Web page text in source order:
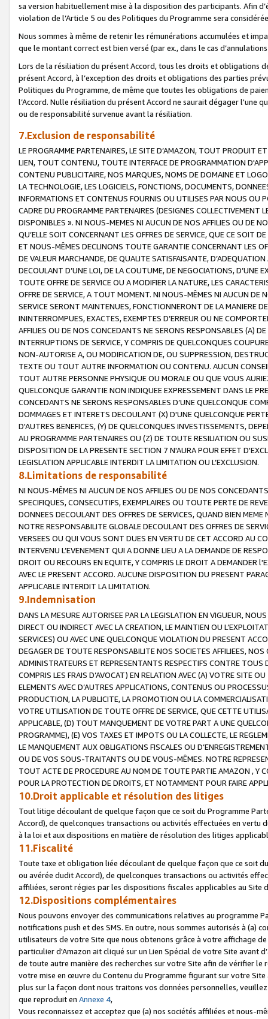
sa version habituellement mise à la disposition des participants. Afin
violation de l’Article 5 ou des Politiques du Programme sera
Nous sommes à même de retenir les rémunérations accumulées et
que le montant correct est bien versé (par ex., dans le cas
Lors de la résiliation du présent Accord, tous les droits et obligations
présent Accord, à l’exception des droits et obligations des parties
Politiques du Programme, de même que toutes les obligations de
l’Accord. Nulle résiliation du présent Accord ne saurait dégager l'une
ou de responsabilité survenue avant la résiliation.
7.Exclusion de responsabilité
LE PROGRAMME PARTENAIRES, LE SITE D’AMAZON, TOUT PRODUIT
LIEN, TOUT CONTENU, TOUTE INTERFACE DE PROGRAMMATION
CONTENU PUBLICITAIRE, NOS MARQUES, NOMS DE DOMAINE ET
LA TECHNOLOGIE, LES LOGICIELS, FONCTIONS, DOCUMENTS,
INFORMATIONS ET CONTENUS FOURNIS OU UTILISES PAR NOUS OU
CADRE DU PROGRAMME PARTENAIRES (DESIGNES COLLECTIVEMENT
DISPONIBLES ». NI NOUS-MEMES NI AUCUN DE NOS AFFILIES OU DE
QU’ELLE SOIT CONCERNANT LES OFFRES DE SERVICE, QUE CE SOIT
ET NOUS-MÊMES DECLINONS TOUTE GARANTIE CONCERNANT LES
DE VALEUR MARCHANDE, DE QUALITE SATISFAISANTE,
DECOULANT D’UNE LOI, DE LA COUTUME, DE NEGOCIATIONS, D’UNE
TOUTE OFFRE DE SERVICE OU A MODIFIER LA NATURE, LES
OFFRE DE SERVICE, A TOUT MOMENT. NI NOUS-MÊMES NI AUCUN DE
SERVICE SERONT MAINTENUES, FONCTIONNERONT DE LA MANIERE
ININTERROMPUES, EXACTES, EXEMPTES D’ERREUR OU NE
AFFILIES OU DE NOS CONCEDANTS NE SERONS RESPONSABLES (A)
INTERRUPTIONS DE SERVICE, Y COMPRIS DE QUELCONQUES
NON-AUTORISE A, OU MODIFICATION DE, OU SUPPRESSION,
TEXTE OU TOUT AUTRE INFORMATION OU CONTENU. AUCUN
TOUT AUTRE PERSONNE PHYSIQUE OU MORALE OU QUE VOUS
QUELCONQUE GARANTIE NON INDIQUEE EXPRESSEMENT DANS LE
CONCEDANTS NE SERONS RESPONSABLES D’UNE QUELCONQUE
DOMMAGES ET INTERETS DECOULANT (X) D'UNE QUELCONQUE
D'AUTRES BENEFICES, (Y) DE QUELCONQUES INVESTISSEMENTS,
AU PROGRAMME PARTENAIRES OU (Z) DE TOUTE RESILIATION OU
DISPOSITION DE LA PRESENTE SECTION 7 N'AURA POUR EFFET
LEGISLATION APPLICABLE INTERDIT LA LIMITATION OU L’EXCLUSION.
8.Limitations de responsabilité
NI NOUS-MÊMES NI AUCUN DE NOS AFFILIES OU DE NOS
SPECIFIQUES, CONSECUTIFS, EXEMPLAIRES OU TOUTE PERTE DE
DONNEES DECOULANT DES OFFRES DE SERVICES, QUAND BIEN
NOTRE RESPONSABILITE GLOBALE DECOULANT DES OFFRES DE
VERSEES OU QUI VOUS SONT DUES EN VERTU DE CET ACCORD AU
INTERVENU L’EVENEMENT QUI A DONNE LIEU A LA DEMANDE DE
DROIT OU RECOURS EN EQUITE, Y COMPRIS LE DROIT A DEMANDER
AVEC LE PRESENT ACCORD. AUCUNE DISPOSITION DU PRESENT
APPLICABLE INTERDIT LA LIMITATION.
9.Indemnisation
DANS LA MESURE AUTORISEE PAR LA LEGISLATION EN VIGUEUR,
DIRECT OU INDIRECT AVEC LA CREATION, LE MAINTIEN OU
SERVICES) OU AVEC UNE QUELCONQUE VIOLATION DU PRESENT
DEGAGER DE TOUTE RESPONSABILITE NOS SOCIETES AFFILIEES,
ADMINISTRATEURS ET REPRESENTANTS RESPECTIFS CONTRE
COMPRIS LES FRAIS D’AVOCAT) EN RELATION AVEC (A) VOTRE SITE
ELEMENTS AVEC D’AUTRES APPLICATIONS, CONTENUS OU
PRODUCTION, LA PUBLICITE, LA PROMOTION OU LA
VOTRE UTILISATION DE TOUTE OFFRE DE SERVICE, QUE CETTE
APPLICABLE, (D) TOUT MANQUEMENT DE VOTRE PART A UNE
PROGRAMME), (E) VOS TAXES ET IMPOTS OU LA COLLECTE, LE
LE MANQUEMENT AUX OBLIGATIONS FISCALES OU
OU DE VOS SOUS-TRAITANTS OU DE VOUS-MÊMES. NOTRE
TOUT ACTE DE PROCEDURE AU NOM DE TOUTE PARTIE AMAZON , Y
POUR LA PROTECTION DE DROITS, ET NOTAMMENT POUR FAIRE
10.Droit applicable et résolution des litiges
Tout litige découlant de quelque façon que ce soit du Programme
Accord), de quelconques transactions ou activités effectuées en vertu
à la loi et aux dispositions en matière de résolution des litiges
11.Fiscalité
Toute taxe et obligation liée découlant de quelque façon que ce soit
ou avérée dudit Accord), de quelconques transactions ou activités
affiliées, seront régies par les dispositions fiscales applicables au Site
12.Dispositions complémentaires
Nous pouvons envoyer des communications relatives au programme
notifications push et des SMS. En outre, nous sommes autorisés à
utilisateurs de votre Site que nous obtenons grâce à votre affichage
particulier d'Amazon ait cliqué sur un Lien Spécial de votre Site avant
de toute autre manière des recherches sur votre Site afin de vérifier
votre mise en œuvre du Contenu du Programme figurant sur votre
plus sur la façon dont nous traitons vos données personnelles,
que reproduit en Annexe 4,
Vous reconnaissez et acceptez que (a) nos sociétés affiliées et nous-